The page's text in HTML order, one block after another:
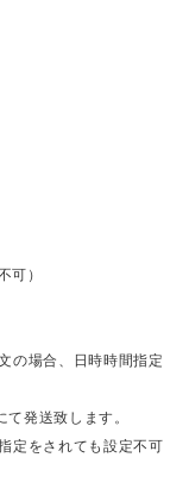
可）
の場合、日時時間指定
発送致します。
定をされても設定不可